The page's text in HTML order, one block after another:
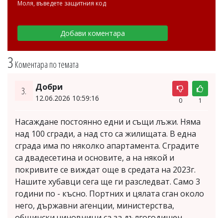
3 Коментара по темата
3. Добри
12.06.2026 10:59:16 0 1
Насаждане постоянно едни и същи лъжи. Няма
над 100 сгради, а над сто са жилищата. В една
сграда има по няколко апартамента. Сградите
са двадесетина и основите, а на някой и
покривите се виждат още в средата на 2023г.
Нашите хубавци сега ще ги разследват. Само 3
години по - късно. Портних и цялата сган около
него, държавни агенции, министерства,
Моля, въведете защитния код